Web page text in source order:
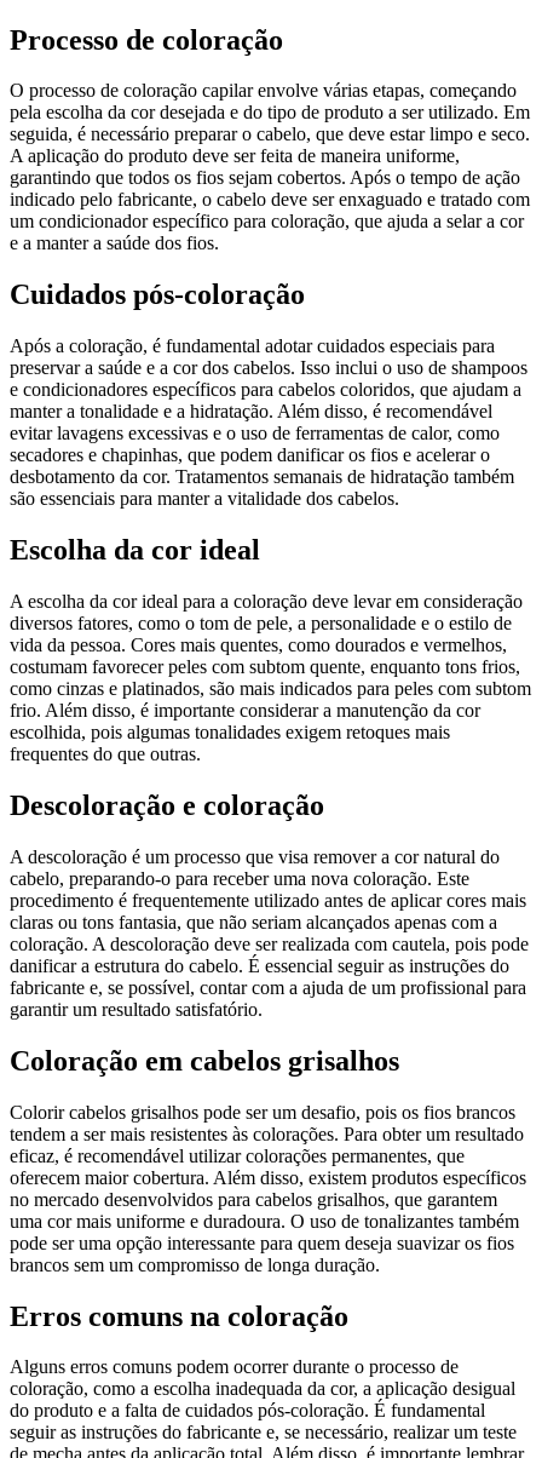
Processo de coloração
O processo de coloração capilar envolve várias etapas, começando
pela escolha da cor desejada e do tipo de produto a ser utilizado. Em
seguida, é necessário preparar o cabelo, que deve estar limpo e seco.
A aplicação do produto deve ser feita de maneira uniforme,
garantindo que todos os fios sejam cobertos. Após o tempo de ação
indicado pelo fabricante, o cabelo deve ser enxaguado e tratado com
um condicionador específico para coloração, que ajuda a selar a cor
e a manter a saúde dos fios.
Cuidados pós-coloração
Após a coloração, é fundamental adotar cuidados especiais para
preservar a saúde e a cor dos cabelos. Isso inclui o uso de shampoos
e condicionadores específicos para cabelos coloridos, que ajudam a
manter a tonalidade e a hidratação. Além disso, é recomendável
evitar lavagens excessivas e o uso de ferramentas de calor, como
secadores e chapinhas, que podem danificar os fios e acelerar o
desbotamento da cor. Tratamentos semanais de hidratação também
são essenciais para manter a vitalidade dos cabelos.
Escolha da cor ideal
A escolha da cor ideal para a coloração deve levar em consideração
diversos fatores, como o tom de pele, a personalidade e o estilo de
vida da pessoa. Cores mais quentes, como dourados e vermelhos,
costumam favorecer peles com subtom quente, enquanto tons frios,
como cinzas e platinados, são mais indicados para peles com subtom
frio. Além disso, é importante considerar a manutenção da cor
escolhida, pois algumas tonalidades exigem retoques mais
frequentes do que outras.
Descoloração e coloração
A descoloração é um processo que visa remover a cor natural do
cabelo, preparando-o para receber uma nova coloração. Este
procedimento é frequentemente utilizado antes de aplicar cores mais
claras ou tons fantasia, que não seriam alcançados apenas com a
coloração. A descoloração deve ser realizada com cautela, pois pode
danificar a estrutura do cabelo. É essencial seguir as instruções do
fabricante e, se possível, contar com a ajuda de um profissional para
garantir um resultado satisfatório.
Coloração em cabelos grisalhos
Colorir cabelos grisalhos pode ser um desafio, pois os fios brancos
tendem a ser mais resistentes às colorações. Para obter um resultado
eficaz, é recomendável utilizar colorações permanentes, que
oferecem maior cobertura. Além disso, existem produtos específicos
no mercado desenvolvidos para cabelos grisalhos, que garantem
uma cor mais uniforme e duradoura. O uso de tonalizantes também
pode ser uma opção interessante para quem deseja suavizar os fios
brancos sem um compromisso de longa duração.
Erros comuns na coloração
Alguns erros comuns podem ocorrer durante o processo de
coloração, como a escolha inadequada da cor, a aplicação desigual
do produto e a falta de cuidados pós-coloração. É fundamental
seguir as instruções do fabricante e, se necessário, realizar um teste